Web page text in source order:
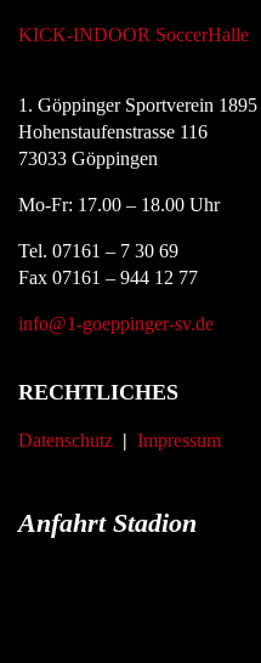
KICK-INDOOR SoccerHalle
1. Göppinger Sportverein 1895
Hohenstaufenstrasse 116
73033 Göppingen
Mo-Fr: 17.00 – 18.00 Uhr
Tel. 07161 – 7 30 69
Fax 07161 – 944 12 77
info@1-goeppinger-sv.de
RECHTLICHES
Datenschutz | Impressum
Anfahrt Stadion